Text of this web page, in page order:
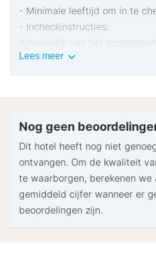
- Minimale leeftijd om in te
- Incheckinstructies:
Afhankelijk van het
extra personen een toeslag in
pinpas of borgsom in
Speciale verzoeken worden
beschikbaarheid bij het
Hiervoor kunnen extra kosten
gebracht. Speciale verzoeken
gegarandeerd.
Lees meerBelangrijke
Nog geen
Dit hotel heeft nog niet
ontvangen. Om de kwaliteit
te waarborgen, berekenen we
gemiddeld cijfer wanneer er
beoordelingen zijn.